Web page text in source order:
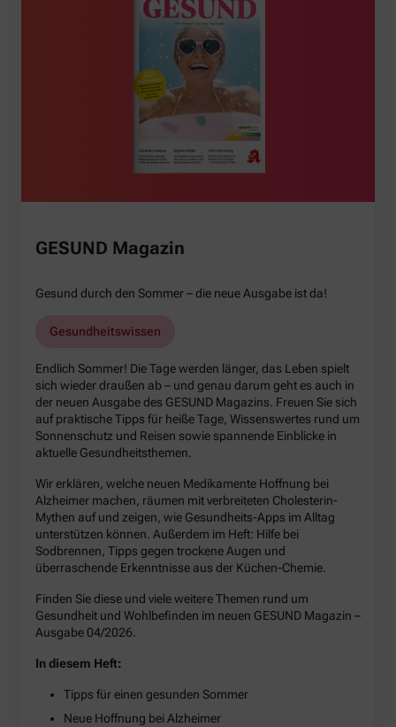
GESUND Magazin
Gesund durch den Sommer – die neue Ausgabe ist da!
Gesundheitswissen
Endlich Sommer! Die Tage werden länger, das Leben spielt
sich wieder draußen ab – und genau darum geht es auch in
der neuen Ausgabe des GESUND Magazins. Freuen Sie sich
auf praktische Tipps für heiße Tage, Wissenswertes rund um
Sonnenschutz und Reisen sowie spannende Einblicke in
aktuelle Gesundheitsthemen.
Wir erklären, welche neuen Medikamente Hoffnung bei
Alzheimer machen, räumen mit verbreiteten Cholesterin-
Mythen auf und zeigen, wie Gesundheits-Apps im Alltag
unterstützen können. Außerdem im Heft: Hilfe bei
Sodbrennen, Tipps gegen trockene Augen und
überraschende Erkenntnisse aus der Küchen-Chemie.
Finden Sie diese und viele weitere Themen rund um
Gesundheit und Wohlbefinden im neuen GESUND Magazin –
Ausgabe 04/2026.
In diesem Heft:
Tipps für einen gesunden Sommer
Neue Hoffnung bei Alzheimer